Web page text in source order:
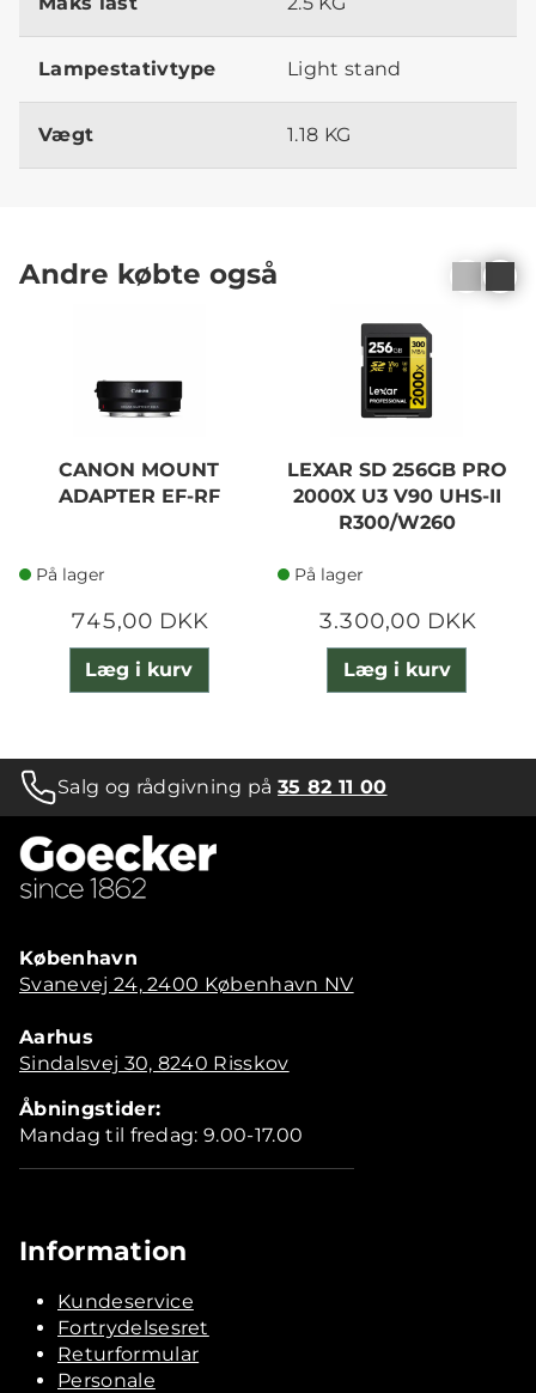
Lampestativtype Light stand
Vægt 1.18 KG
Andre købte også
CANON MOUNT
ADAPTER EF-RF
På lager
745,00 DKK
Læg i kurv
LEXAR SD 256GB PRO
2000X U3 V90 UHS-II
R300/W260
På lager
3.300,00 DKK
Læg i kurv
Salg og rådgivning på35 82 11 00
København
Svanevej 24, 2400 København NV
Aarhus
Sindalsvej 30, 8240 Risskov
Åbningstider:
Mandag til fredag: 9.00-17.00
Information
Kundeservice
Fortrydelsesret
Returformular
Personale